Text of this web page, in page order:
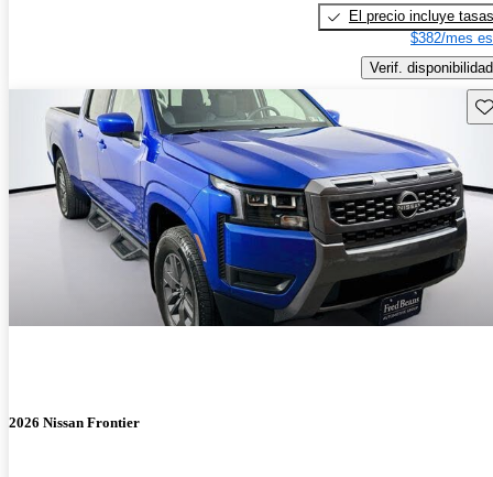
El precio incluye tasas
$382/mes
Verif. disponibilidad
2026 Nissan Frontier